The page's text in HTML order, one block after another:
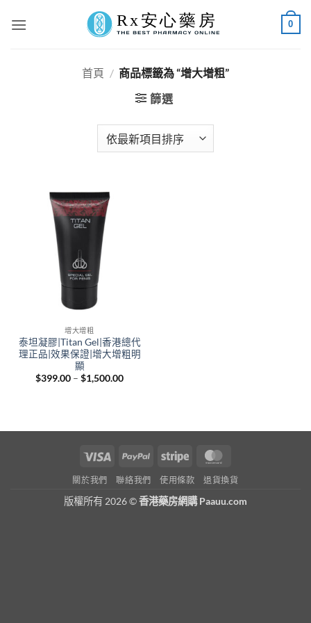
0
首頁 / 商品標籤為 “增大增粗”
篩選
增大增粗
泰坦凝膠|Titan Gel|香港總代
理正品|效果保證|增大增粗明
顯
$399.00 – $1,500.00Price
Visa PayPal Stripe
關於我們 聯絡我們 使用條款 退貨換貨
版權所有 2026 ©香港藥房網購 Paauu.com